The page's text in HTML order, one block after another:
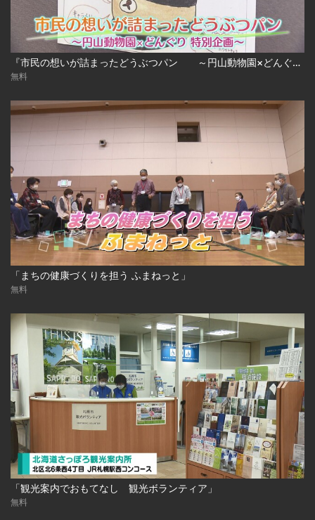
『市民の想いが詰まったどうぶつパン ～円山動物園×どんぐり特別企画～』
無料
「まちの健康づくりを担う ふまねっと」
無料
「観光案内でおもてなし 観光ボランティア」
無料